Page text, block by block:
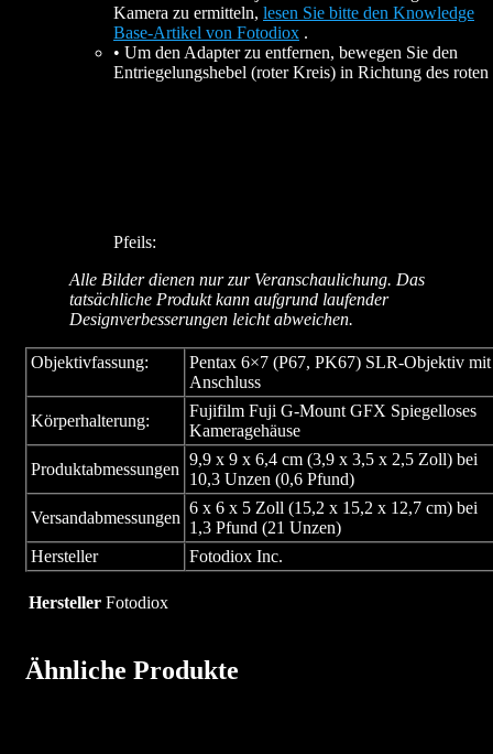
Kamera zu ermitteln, lesen Sie bitte den Knowledge
Base-Artikel von Fotodiox .
• Um den Adapter zu entfernen, bewegen Sie den
Entriegelungshebel (roter Kreis) in Richtung des roten
Pfeils:
Alle Bilder dienen nur zur Veranschaulichung. Das
tatsächliche Produkt kann aufgrund laufender
Designverbesserungen leicht abweichen.
Objektivfassung:
Pentax 6×7 (P67, PK67) SLR-Objektiv mit
Anschluss
Körperhalterung:
Fujifilm Fuji G-Mount GFX Spiegelloses
Kameragehäuse
Produktabmessungen
9,9 x 9 x 6,4 cm (3,9 x 3,5 x 2,5 Zoll) bei
10,3 Unzen (0,6 Pfund)
Versandabmessungen
6 x 6 x 5 Zoll (15,2 x 15,2 x 12,7 cm) bei
1,3 Pfund (21 Unzen)
Hersteller
Fotodiox Inc.
Hersteller Fotodiox
Ähnliche Produkte